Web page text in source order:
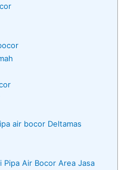
air bocor Deltamas
Pipa Air Bocor Area Jasa